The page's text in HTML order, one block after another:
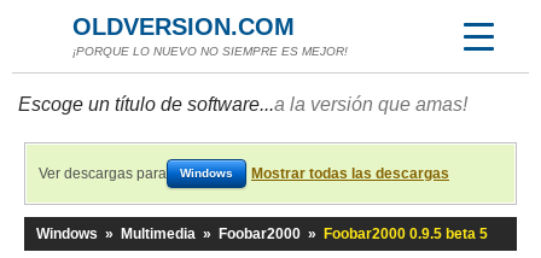
OLDVERSION.COM
¡PORQUE LO NUEVO NO SIEMPRE ES MEJOR!
Escoge un título de software...a la versión que amas!
Ver descargas para Windows Mostrar todas las descargas
Windows » Multimedia » Foobar2000 » Foobar2000 0.9.5 beta 5